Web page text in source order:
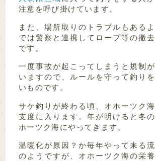
注意を呼び掛けています。
また、場所取りのトラブルもある
では警察と連携してロープ等の撤
です。
一度事故が起こってしまうと規制
いますので、ルールを守って釣り
いものです。
サケ釣りが終わる頃、オホーツク
支度に入ります。年が明けると冬
ホーツク海にやってきます。
温暖化が原因？か毎年やって来る
のようですが、オホーツク海の栄